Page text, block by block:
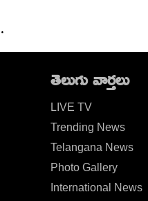
తెలుగు వార్తలు
LIVE TV
Trending News
Telangana News
Photo Gallery
International News